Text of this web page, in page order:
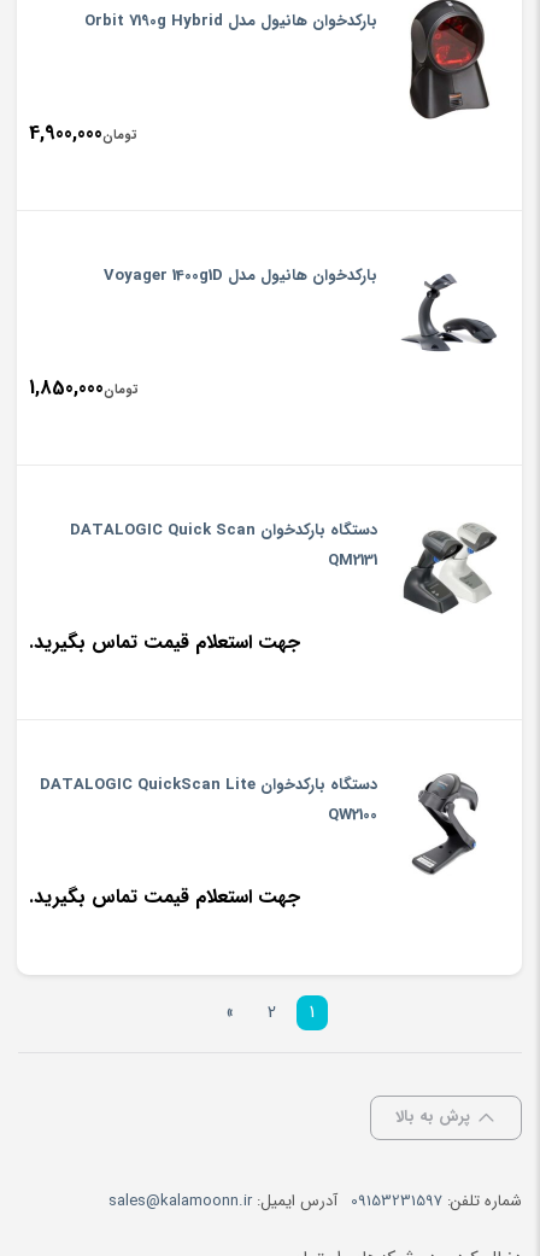
بارکدخوان هانیول مدل Orbit 7190g Hybrid
تومان4,900,000
بارکدخوان هانیول مدل Voyager 1400g1D
تومان1,850,000
دستگاه بارکدخوان DATALOGIC Quick Scan
QM2131
جهت استعلام قیمت تماس بگیرید.
دستگاه بارکدخوان DATALOGIC QuickScan Lite
QW2100
جهت استعلام قیمت تماس بگیرید.
1
2
»
پرش به بالا
شماره تلفن: 09153231597 آدرس ایمیل:sales@kalamoonn.ir